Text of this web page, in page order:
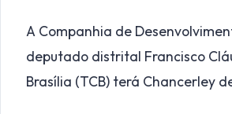
A Companhia de
deputado distrital Francisco
Brasília (TCB) terá Chancerley